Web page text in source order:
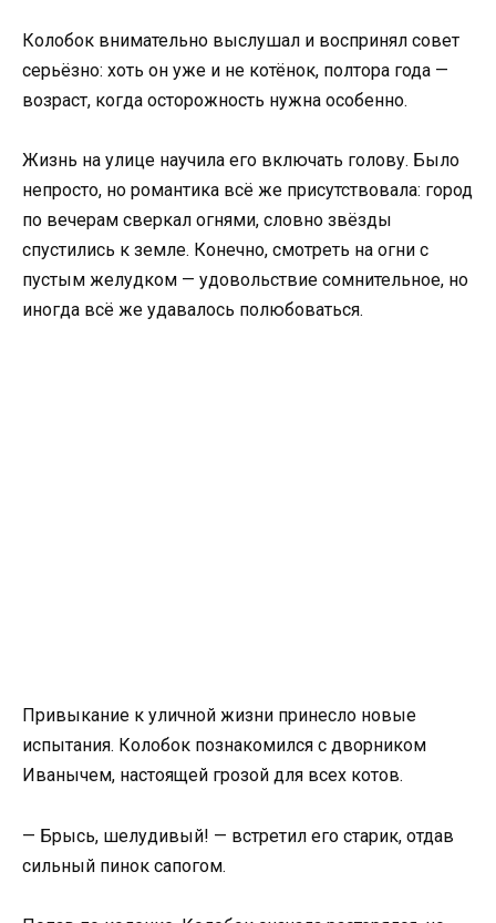
Колобок внимательно выслушал и воспринял совет
серьёзно: хоть он уже и не котёнок, полтора года —
возраст, когда осторожность нужна особенно.
Жизнь на улице научила его включать голову. Было
непросто, но романтика всё же присутствовала: город
по вечерам сверкал огнями, словно звёзды
спустились к земле. Конечно, смотреть на огни с
пустым желудком — удовольствие сомнительное, но
иногда всё же удавалось полюбоваться.
Привыкание к уличной жизни принесло новые
испытания. Колобок познакомился с дворником
Иванычем, настоящей грозой для всех котов.
— Брысь, шелудивый! — встретил его старик, отдав
сильный пинок сапогом.